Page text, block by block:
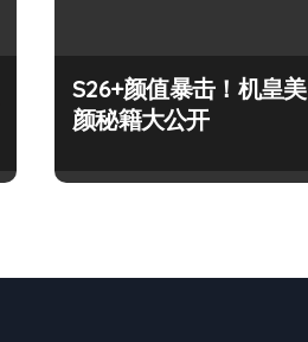
S26+颜值暴击！机皇美
颜秘籍大公开